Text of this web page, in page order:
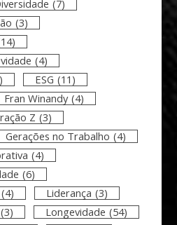
(7)
(3)
(4)
ESG (11)
Fran Winandy (4)
Z (3)
Gerações no Trabalho (4)
(4)
(6)
(4) Liderança (3)
(3) Longevidade (54)